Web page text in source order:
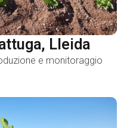
Lleida
e monitoraggio